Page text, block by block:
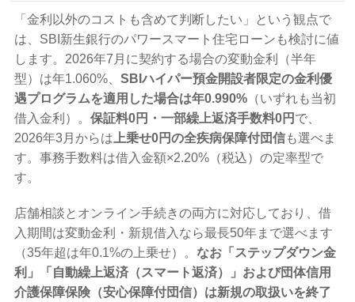
「金利以外のコストも含めて判断したい」という観点で
は、SBI新生銀行のパワースマート住宅ローンも検討に値
します。2026年7月に契約する場合の変動金利（半年
型）は年1.060%、SBIハイパー預金開設者限定の金利優
遇プログラムを適用した場合は年0.990% （いずれも当初
借入金利）。保証料0円・一部繰上返済手数料0円 で、
2026年3月からは 上乗せ0円の全疾病保障付団信も選べま
す。事務手数料は借入金額×2.20%（税込）の定率型で
す。
店舗相談とオンライン手続きの両方に対応しており、借
入期間は変動金利・新規借入なら最長50年まで選べます
（35年超は年0.1%の上乗せ）。なお「ステップダウン金
利」「自動繰上返済（スマート返済）」および団体信用
介護保障保険（安心保障付団信）は新規の取扱いを終了